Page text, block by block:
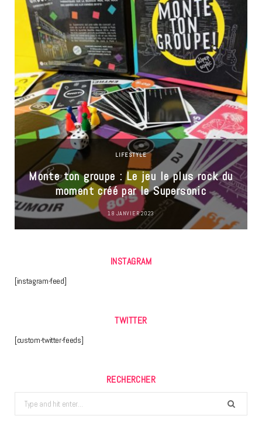
LIFESTYLE
Monte ton groupe : Le jeu le plus rock du
moment créé par le Supersonic
18 JANVIER 2023
INSTAGRAM
[instagram-feed]
TWITTER
[custom-twitter-feeds]
RECHERCHER
Search
for: